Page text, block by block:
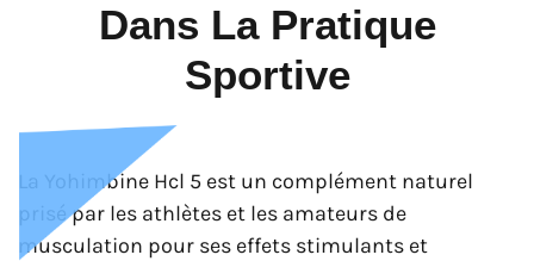
Dans La Pratique
Sportive
La Yohimbine Hcl 5 est un complément naturel
prisé par les athlètes et les amateurs de
musculation pour ses effets stimulants et